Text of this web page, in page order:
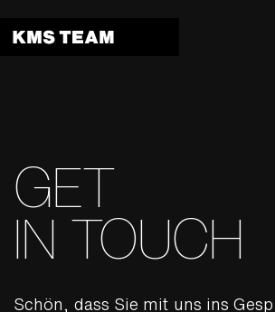
GET
IN TOUCH
Schön, dass Sie mit uns ins